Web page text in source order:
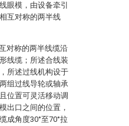
眼模，由设备牵引
互对称的两半线
对称的两半线缆沿
线缆；所述合线装
所述过线机构设于
组过线导轮或轴承
位置可灵活移动调
出口之间的位置，
成角度30°至70°拉